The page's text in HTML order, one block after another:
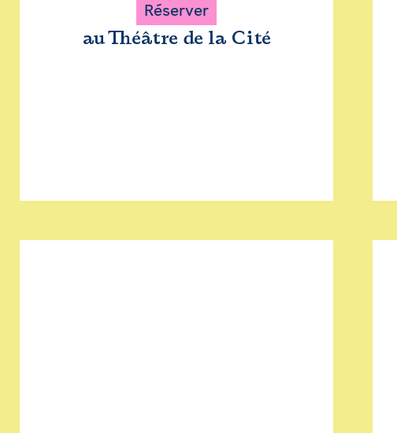
Réserver
au Théâtre de la Cité